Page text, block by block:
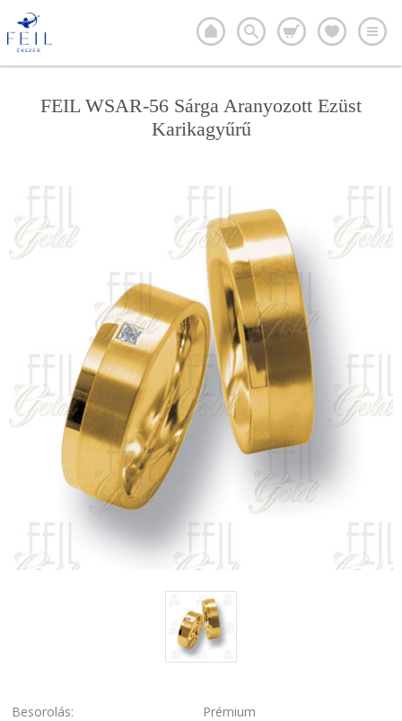
FEIL WSAR-56 Sárga Aranyozott Ezüst
Karikagyűrű
Besorolás:
Prémium